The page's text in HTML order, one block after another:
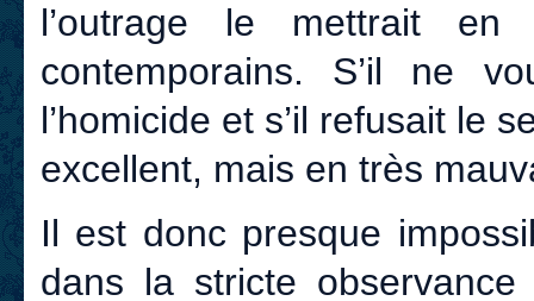
l’outrage le mettrait en
contemporains. S’il ne
l’homicide et s’il refusait le
excellent, mais en très
Il est donc presque
dans la stricte